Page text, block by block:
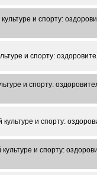
и спорту:
и спорту:
и спорту:
и спорту:
и спорту: